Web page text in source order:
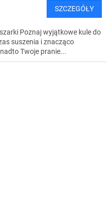
SZCZEGÓŁY
Poznaj wyjątkowe kule do
suszenia i znacząco
Twoje pranie...